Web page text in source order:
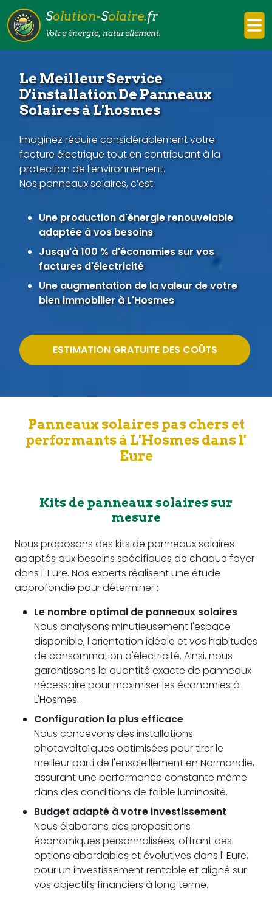
Solution-Solaire.fr
Votre énergie, naturellement.
Le Meilleur Service
D'installation De Panneaux
Solaires à L'hosmes
Imaginez réduire considérablement votre
facture électrique tout en contribuant à la
protection de l'environnement.
Nos panneaux solaires, c’est :
Une production d'énergie renouvelable
adaptée à vos besoins
Jusqu'à 100 % d'économies sur vos
factures d'électricité
Une augmentation de la valeur de votre
bien immobilier à L'Hosmes
ESTIMATION GRATUITE DES COÛTS
Panneaux solaires pas chers et
performants à L'Hosmes dans l'
Eure
Kits de panneaux solaires sur
mesure
Nous proposons des kits de panneaux solaires
adaptés aux besoins spécifiques de chaque foyer
dans l' Eure. Nos experts réalisent une étude
approfondie pour déterminer :
Le nombre optimal de panneaux solaires
Nous analysons minutieusement l'espace
disponible, l'orientation idéale et vos habitudes
de consommation d'électricité. Ainsi, nous
garantissons la quantité exacte de panneaux
nécessaire pour maximiser les économies à
L'Hosmes.
Configuration la plus efficace
Nous concevons des installations
photovoltaïques optimisées pour tirer le
meilleur parti de l'ensoleillement en Normandie,
assurant une performance constante même
dans des conditions de faible luminosité.
Budget adapté à votre investissement
Nous élaborons des propositions
économiques personnalisées, offrant des
options abordables et évolutives dans l' Eure,
pour un investissement rentable et aligné sur
vos objectifs financiers à long terme.